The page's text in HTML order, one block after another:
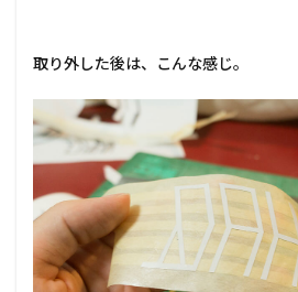
取り外した後は、こんな感じ。